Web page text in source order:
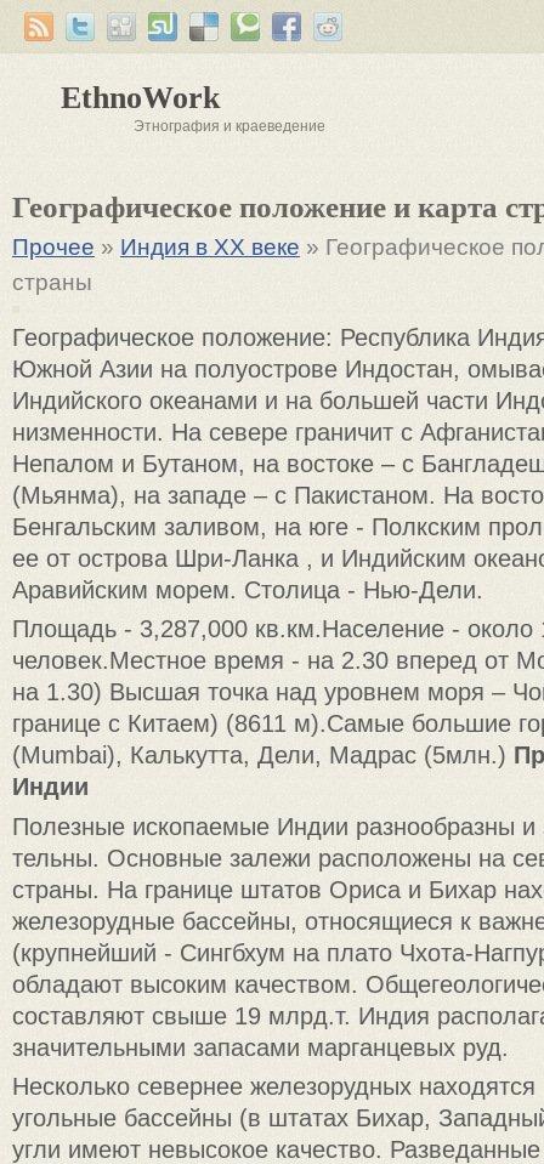
EthnoWork
Этнография и краеведение
Географическое положение и карта
Прочее » Индия в XX веке » Географическое
страны
Географическое положение: Республика
Южной Азии на полуострове Индостан,
Индийского океанами и на большей части
низменности. На севере граничит с
Непалом и Бутаном, на востоке – с
(Мьянма), на западе – с Пакистаном. На
Бенгальским заливом, на юге - Полкским
ее от острова Шри-Ланка , и Индийским
Аравийским морем. Столица - Нью-Дели.
Площадь - 3,287,000 кв.км.Население - около
человек.Местное время - на 2.30 вперед от
на 1.30) Высшая точка над уровнем моря –
границе с Китаем) (8611 м).Самые большие
(Mumbai), Калькутта, Дели, Мадрас (5млн.)
Индии
Полезные ископаемые Индии разнообразны
тельны. Основные залежи расположены на
страны. На границе штатов Ориса и Бихар
железорудные бассейны, относящиеся к
(крупнейший - Сингбхум на плато Чхота-
обладают высоким качеством.
составляют свыше 19 млрд.т. Индия
значительными запасами марганцевых руд.
Несколько севернее железорудных
угольные бассейны (в штатах Бихар,
угли имеют невысокое качество.